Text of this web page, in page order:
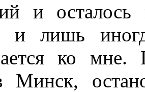
и осталось
и лишь
ко
Минск,